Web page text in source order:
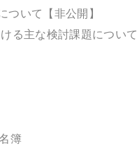
ついて【非公開】
る主な検討課題について
簿